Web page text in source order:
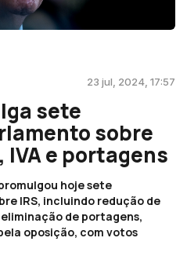
23 jul, 2024, 17:57
sete
sobre
IVA e portagens
hoje sete
IRS, incluindo redução de
de portagens,
oposição, com votos